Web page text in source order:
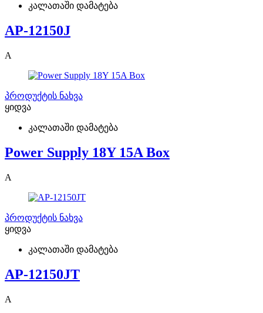
კალათაში დამატება
AP-12150J
A
პროდუქტის ნახვა
ყიდვა
კალათაში დამატება
Power Supply 18Y 15A Box
A
პროდუქტის ნახვა
ყიდვა
კალათაში დამატება
AP-12150JT
A